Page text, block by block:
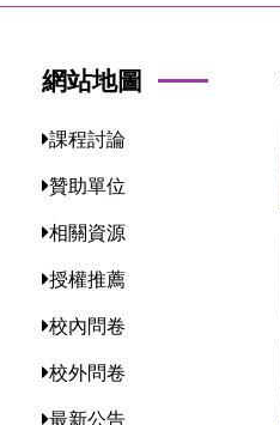
網站地圖
課程討論
贊助單位
相關資源
授權推薦
校內問卷
校外問卷
最新公告